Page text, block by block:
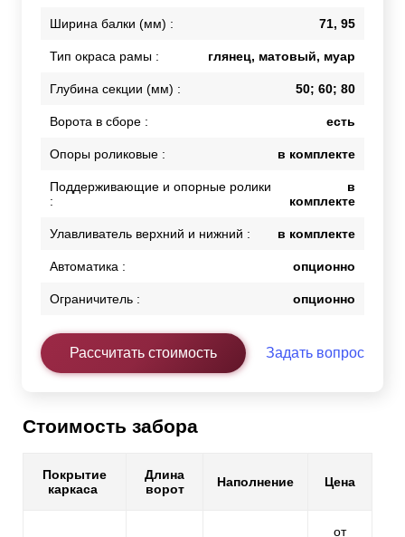
Ширина балки (мм) : 71, 95
Тип окраса рамы : глянец, матовый, муар
Глубина секции (мм) : 50; 60; 80
Ворота в сборе : есть
Опоры роликовые : в комплекте
Поддерживающие и опорные ролики
:
в
комплекте
Улавливатель верхний и нижний : в комплекте
Автоматика : опционно
Ограничитель : опционно
Рассчитать стоимость Задать вопрос
Стоимость забора
Покрытие
каркаса
Длина
ворот
Наполнение Цена
от